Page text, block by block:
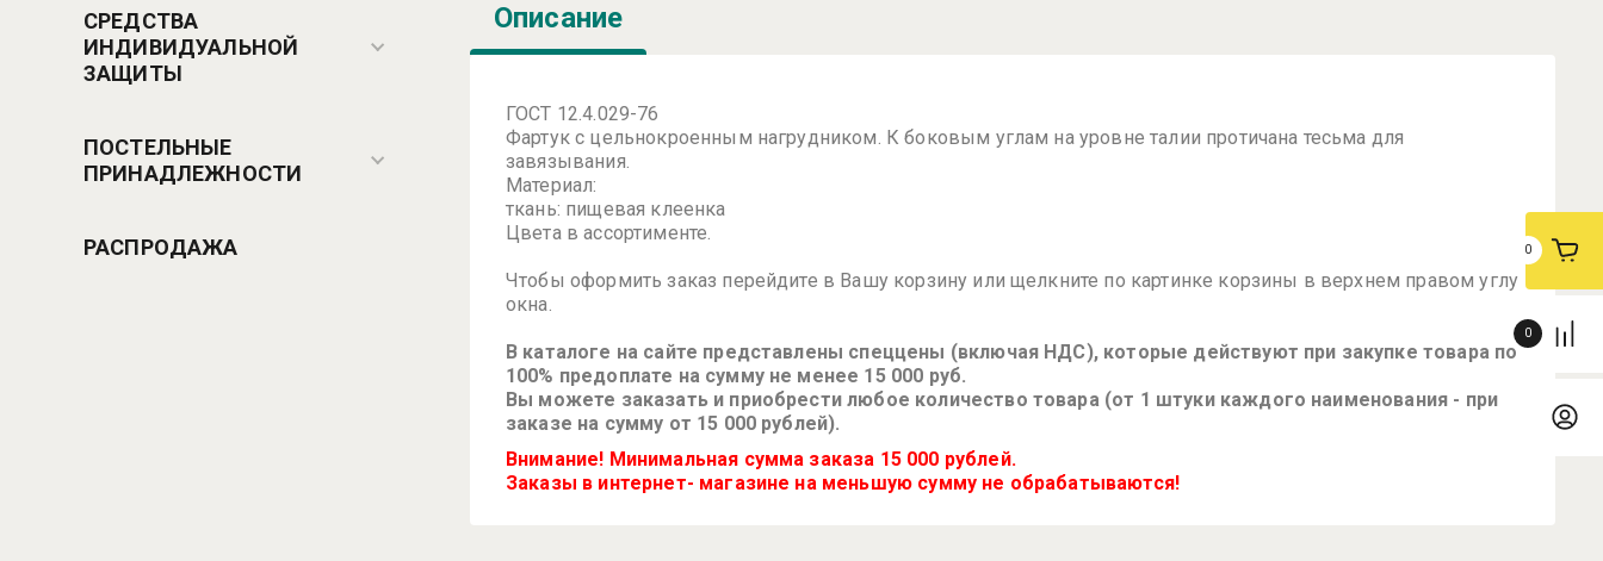
0
0
СРЕДСТВА
ИНДИВИДУАЛЬНОЙ
ЗАЩИТЫ
ПОСТЕЛЬНЫЕ
ПРИНАДЛЕЖНОСТИ
РАСПРОДАЖА
Описание
ГОСТ 12.4.029-76
Фартук с цельнокроенным нагрудником. К боковым углам на уровне талии протичана тесьма для
завязывания.
Материал:
ткань: пищевая клеенка
Цвета в ассортименте.
Чтобы оформить заказ перейдите в Вашу корзину или щелкните по картинке корзины в верхнем правом углу
окна.
В каталоге на сайте представлены спеццены (включая НДС), которые действуют при закупке товара по
100% предоплате на сумму не менее 15 000 руб.
Вы можете заказать и приобрести любое количество товара (от 1 штуки каждого наименования - при
заказе на сумму от 15 000 рублей).
Внимание! Минимальная сумма заказа 15 000 рублей.
Заказы в интернет- магазине на меньшую сумму не обрабатываются!